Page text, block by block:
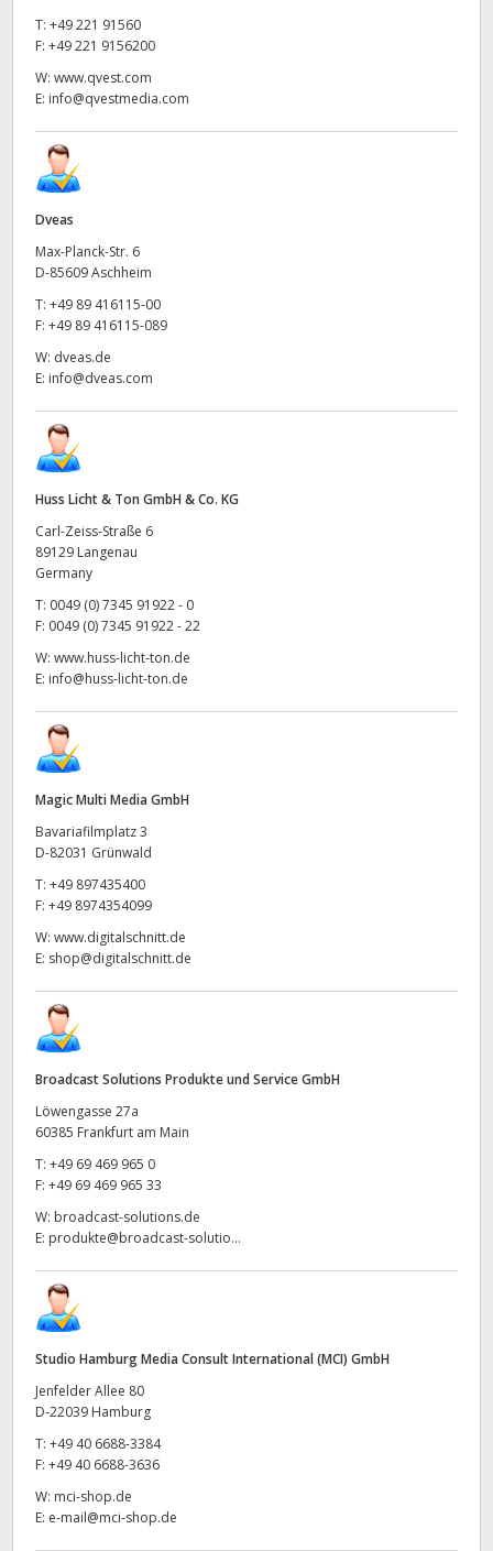
T: +49 221 91560
F: +49 221 9156200
W: www.qvest.com
E: info@qvestmedia.com
Dveas
Max-Planck-Str. 6
D-85609 Aschheim
T: +49 89 416115-00
F: +49 89 416115-089
W: dveas.de
E: info@dveas.com
Huss Licht & Ton GmbH & Co. KG
Carl-Zeiss-Straße 6
89129 Langenau
Germany
T: 0049 (0) 7345 91922 - 0
F: 0049 (0) 7345 91922 - 22
W: www.huss-licht-ton.de
E: info@huss-licht-ton.de
Magic Multi Media GmbH
Bavariafilmplatz 3
D-82031 Grünwald
T: +49 897435400
F: +49 8974354099
W: www.digitalschnitt.de
E: shop@digitalschnitt.de
Broadcast Solutions Produkte und Service GmbH
Löwengasse 27a
60385 Frankfurt am Main
T: +49 69 469 965 0
F: +49 69 469 965 33
W: broadcast-solutions.de
E: produkte@broadcast-solutio...
Studio Hamburg Media Consult International (MCI) GmbH
Jenfelder Allee 80
D-22039 Hamburg
T: +49 40 6688-3384
F: +49 40 6688-3636
W: mci-shop.de
E: e-mail@mci-shop.de